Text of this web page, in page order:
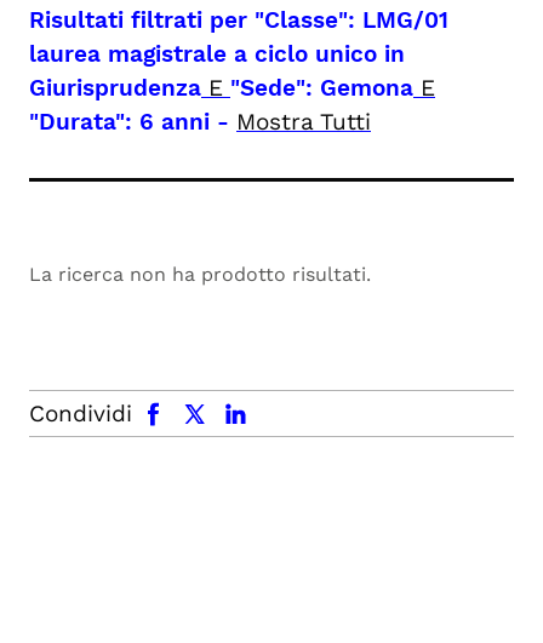
Risultati filtrati per "Classe": LMG/01
laurea magistrale a ciclo unico in
Giurisprudenza E "Sede": Gemona E
"Durata": 6 anni - Mostra Tutti
La ricerca non ha prodotto risultati.
Condividi
facebook x.com linkedin